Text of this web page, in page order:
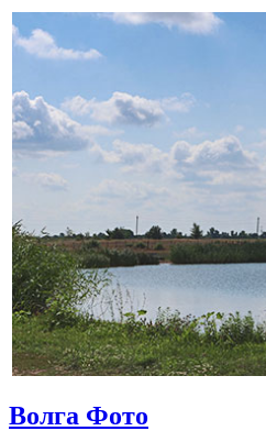
Волга Фото